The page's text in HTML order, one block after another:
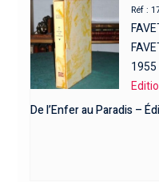
Réf :
1955
De l’Enfer au Paradis –